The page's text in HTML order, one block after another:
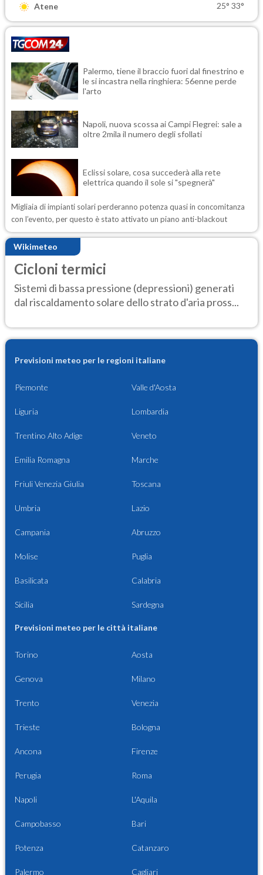
Atene 25° 33°
Palermo, tiene il braccio fuori dal finestrino e
le si incastra nella ringhiera: 56enne perde
l'arto
Napoli, nuova scossa ai Campi Flegrei: sale a
oltre 2mila il numero degli sfollati
Eclissi solare, cosa succederà alla rete
elettrica quando il sole si "spegnerà"
Migliaia di impianti solari perderanno potenza quasi in concomitanza
con l’evento, per questo è stato attivato un piano anti-blackout
Wikimeteo
Cicloni termici
Sistemi di bassa pressione (depressioni) generati
dal riscaldamento solare dello strato d'aria pross...
Previsioni meteo per le regioni italiane
Piemonte Valle d'Aosta
Liguria Lombardia
Trentino Alto Adige Veneto
Emilia Romagna Marche
Friuli Venezia Giulia Toscana
Umbria Lazio
Campania Abruzzo
Molise Puglia
Basilicata Calabria
Sicilia Sardegna
Previsioni meteo per le città italiane
Torino Aosta
Genova Milano
Trento Venezia
Trieste Bologna
Ancona Firenze
Perugia Roma
Napoli L'Aquila
Campobasso Bari
Potenza Catanzaro
Palermo Cagliari